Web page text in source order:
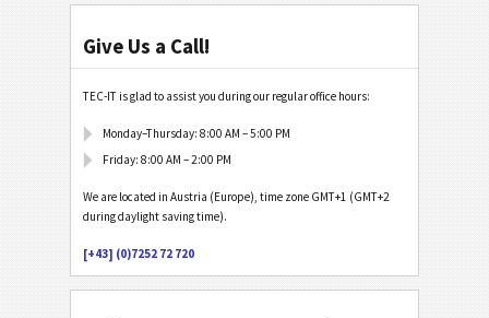
Give Us a Call!
TEC-IT is glad to assist you during our regular office hours:
Monday–Thursday: 8:00 AM – 5:00 PM
Friday: 8:00 AM – 2:00 PM
We are located in Austria (Europe), time zone GMT+1 (GMT+2
during daylight saving time).
[+43] (0)7252 72 720